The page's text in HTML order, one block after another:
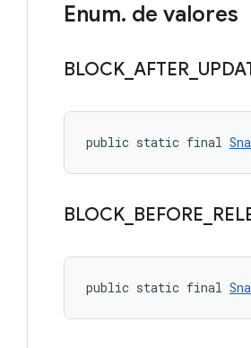
Enum. de valores
BLOCK AFTER
public static final
BLOCK BEFORE
public static final